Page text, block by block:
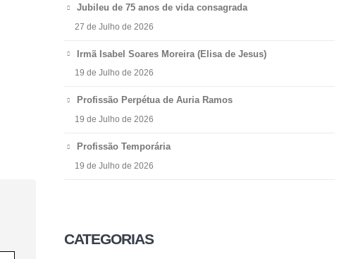
Jubileu de 75 anos de vida consagrada
27 de Julho de 2026
Irmã Isabel Soares Moreira (Elisa de Jesus)
19 de Julho de 2026
Profissão Perpétua de Auria Ramos
19 de Julho de 2026
Profissão Temporária
19 de Julho de 2026
CATEGORIAS